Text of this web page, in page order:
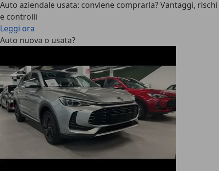
Auto aziendale usata: conviene comprarla? Vantaggi, rischi
e controlli
Leggi ora
Auto nuova o usata?